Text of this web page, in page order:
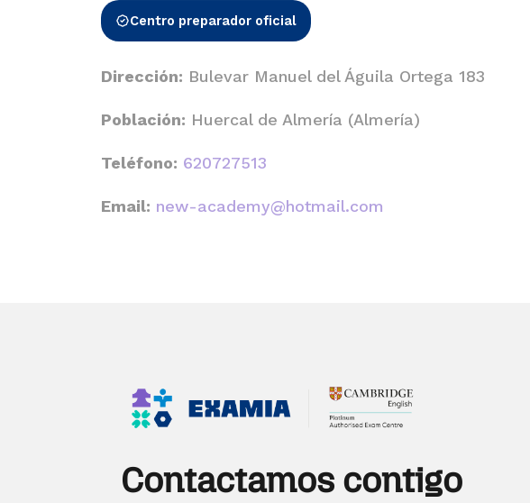
Centro preparador oficial
Dirección: Bulevar Manuel del Águila Ortega 183
Población: Huercal de Almería (Almería)
Teléfono: 620727513
Email: new-academy@hotmail.com
Contactamos contigo